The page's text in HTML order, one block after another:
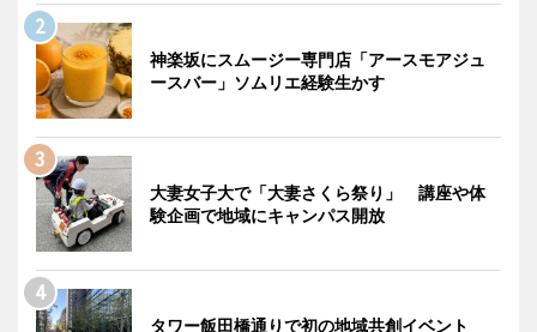
神楽坂にスムージー専門店「アースモアジュ
ースバー」ソムリエ経験生かす
大妻女子大で「大妻さくら祭り」 講座や体
験企画で地域にキャンパス開放
タワー飯田橋通りで初の地域共創イベント